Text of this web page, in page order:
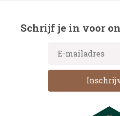
Schrijf je in voor